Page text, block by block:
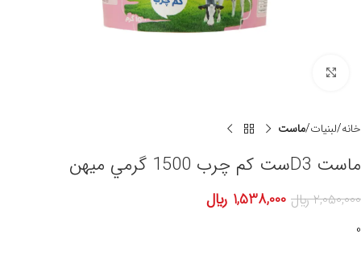
خانه لبنیات ماست
ماست D3ست کم چرب 1500 گرمي میهن
2,050,000﷼ 1,538,000 ﷼
0